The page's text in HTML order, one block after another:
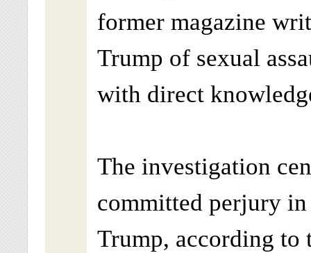
former magazine
Trump of sexual
with direct
The investigation
committed perjury
Trump, according to